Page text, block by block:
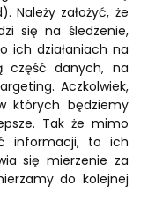
Należy założyć, że
się na śledzenie,
ich działaniach na
część danych, na
Aczkolwiek,
których będziemy
Tak że mimo
informacji, to ich
się mierzenie za
do kolejnej